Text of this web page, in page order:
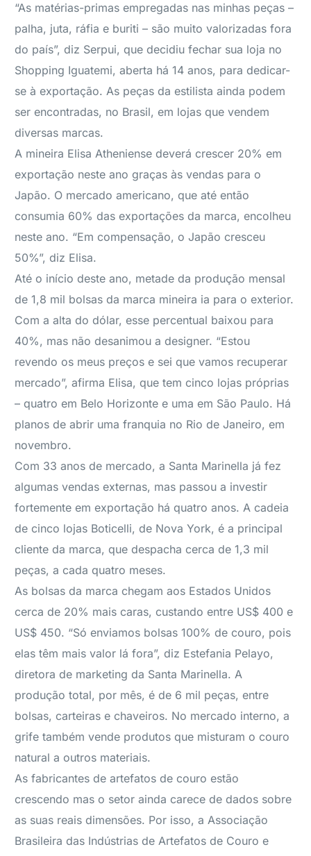
“As matérias-primas empregadas nas minhas peças –
palha, juta, ráfia e buriti – são muito valorizadas fora
do país”, diz Serpui, que decidiu fechar sua loja no
Shopping Iguatemi, aberta há 14 anos, para dedicar-
se à exportação. As peças da estilista ainda podem
ser encontradas, no Brasil, em lojas que vendem
diversas marcas.
A mineira Elisa Atheniense deverá crescer 20% em
exportação neste ano graças às vendas para o
Japão. O mercado americano, que até então
consumia 60% das exportações da marca, encolheu
neste ano. “Em compensação, o Japão cresceu
50%”, diz Elisa.
Até o início deste ano, metade da produção mensal
de 1,8 mil bolsas da marca mineira ia para o exterior.
Com a alta do dólar, esse percentual baixou para
40%, mas não desanimou a designer. “Estou
revendo os meus preços e sei que vamos recuperar
mercado”, afirma Elisa, que tem cinco lojas próprias
– quatro em Belo Horizonte e uma em São Paulo. Há
planos de abrir uma franquia no Rio de Janeiro, em
novembro.
Com 33 anos de mercado, a Santa Marinella já fez
algumas vendas externas, mas passou a investir
fortemente em exportação há quatro anos. A cadeia
de cinco lojas Boticelli, de Nova York, é a principal
cliente da marca, que despacha cerca de 1,3 mil
peças, a cada quatro meses.
As bolsas da marca chegam aos Estados Unidos
cerca de 20% mais caras, custando entre US$ 400 e
US$ 450. “Só enviamos bolsas 100% de couro, pois
elas têm mais valor lá fora”, diz Estefania Pelayo,
diretora de marketing da Santa Marinella. A
produção total, por mês, é de 6 mil peças, entre
bolsas, carteiras e chaveiros. No mercado interno, a
grife também vende produtos que misturam o couro
natural a outros materiais.
As fabricantes de artefatos de couro estão
crescendo mas o setor ainda carece de dados sobre
as suas reais dimensões. Por isso, a Associação
Brasileira das Indústrias de Artefatos de Couro e